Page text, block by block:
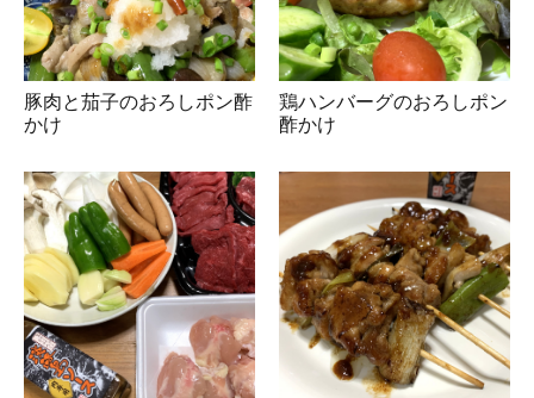
豚肉と茄子のおろしポン酢
かけ
鶏ハンバーグのおろしポン
酢かけ